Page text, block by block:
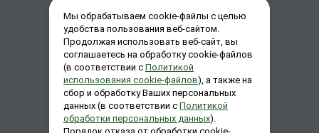
ЗАКАЗАТЬ ЗВОНОК
ЗАДАТЬ ВОПРОС
Мы обрабатываем cookie-файлы с целью
удобства пользования веб-сайтом.
Продолжая использовать веб-сайт, вы
соглашаетесь на обработку cookie-файлов
(в соответствии с Политикой
использования cookie-файлов), а также на
сбор и обработку Ваших персональных
данных (в соответствии с Политикой
обработки персональных данных).